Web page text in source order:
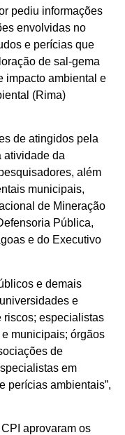
pediu informações
envolvidas no
e perícias que
de sal-gema
impacto ambiental e
(Rima)
de atingidos pela
atividade da
além
municipais,
de Mineração
Pública,
e do Executivo
e demais
e
riscos; especialistas
municipais; órgãos
de
em
perícias ambientais”,
aprovaram os